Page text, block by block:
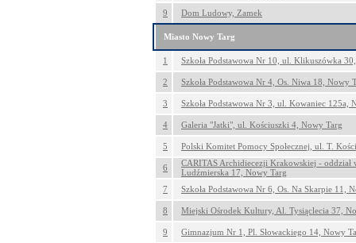
9 Dom Ludowy, Zamek
Miasto Nowy Targ
1 Szkoła Podstawowa Nr 10, ul. Klikuszówka
2 Szkoła Podstawowa Nr 4, Os. Niwa 18, Nowy
3 Szkoła Podstawowa Nr 3, ul. Kowaniec 125a,
4 Galeria "Jatki", ul. Kościuszki 4, Nowy Targ
5 Polski Komitet Pomocy Społecznej, ul. T.
6
CARITAS Archidiecezji Krakowskiej - oddział
Ludźmierska 17, Nowy Targ
7
Szkoła Podstawowa Nr 6, Os. Na Skarpie 11,
8 Miejski Ośrodek Kultury, Al. Tysiąclecia 37,
9 Gimnazjum Nr 1, Pl. Słowackiego 14, Nowy